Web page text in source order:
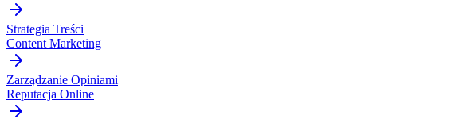
Strategia Treści
Content Marketing
Zarządzanie Opiniami
Reputacja Online